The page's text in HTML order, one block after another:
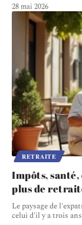
28 mai 2026
RETRAITE
Impôts,
plus de
Le paysage de
celui d'il y a trois